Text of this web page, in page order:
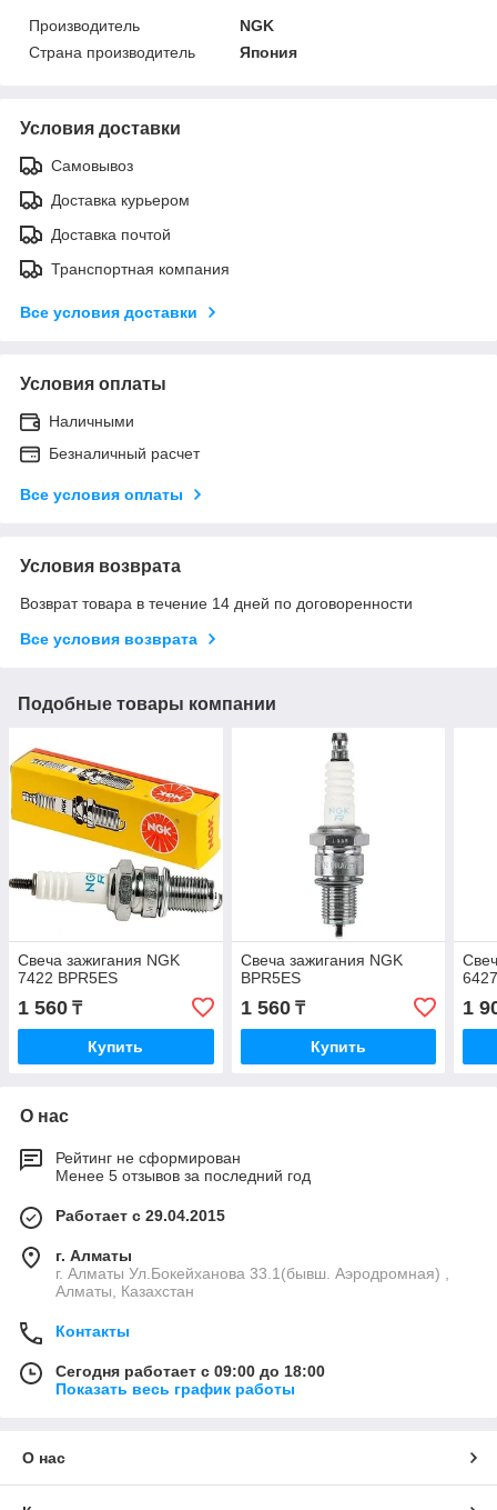
Производитель
NGK
Страна производитель
Япония
Условия доставки
Самовывоз
Доставка курьером
Доставка почтой
Транспортная компания
Все условия доставки
Условия оплаты
Наличными
Безналичный расчет
Все условия оплаты
Условия возврата
Возврат товара в течение 14 дней по договоренности
Все условия возврата
Подобные товары компании
Свеча зажигания NGK
7422 BPR5ES
1 560 ₸
Купить
Свеча зажигания NGK
BPR5ES
1 560₸
Купить
1
О нас
Рейтинг не сформирован
Менее 5 отзывов за последний год
Работает с 29.04.2015
г. Алматы
г. Алматы Ул.Бокейханова 33.1(бывш. Аэродромная) ,
Алматы, Казахстан
Контакты
Сегодня работает с 09:00 до 18:00
Показать весь график работы
О нас